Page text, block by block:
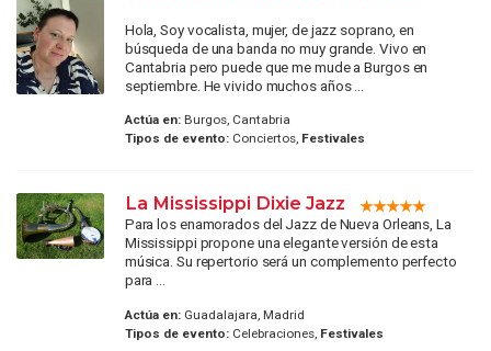
Hola, Soy vocalista, mujer, de jazz soprano, en
búsqueda de una banda no muy grande. Vivo en
Cantabria pero puede que me mude a Burgos en
septiembre. He vivido muchos años ...
Actúa en:Burgos, Cantabria
Tipos de evento:Conciertos, Festivales
La Mississippi Dixie Jazz
Para los enamorados del Jazz de Nueva Orleans, La
Mississippi propone una elegante versión de esta
música. Su repertorio será un complemento perfecto
para ...
Actúa en:Guadalajara, Madrid
Tipos de evento:Celebraciones, Festivales